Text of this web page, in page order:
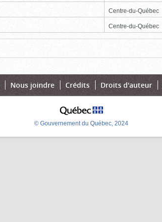
Centre-du-Québec
Centre-du-Québec
Nous joindre Crédits Droits d'auteur
© Gouvernement du Québec, 2024